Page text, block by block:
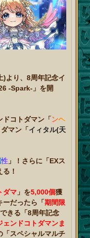
)より、8周年記念イ
-Spark-」を開
ドコトダマン「ンヘ
マン「イィタル(天
」！さらに「EXス
る！
ダマ 」を5,000個獲
ーだったら「期間限
きる「8周年記念
ェンドコトダマンま
「スペシャルマルチ